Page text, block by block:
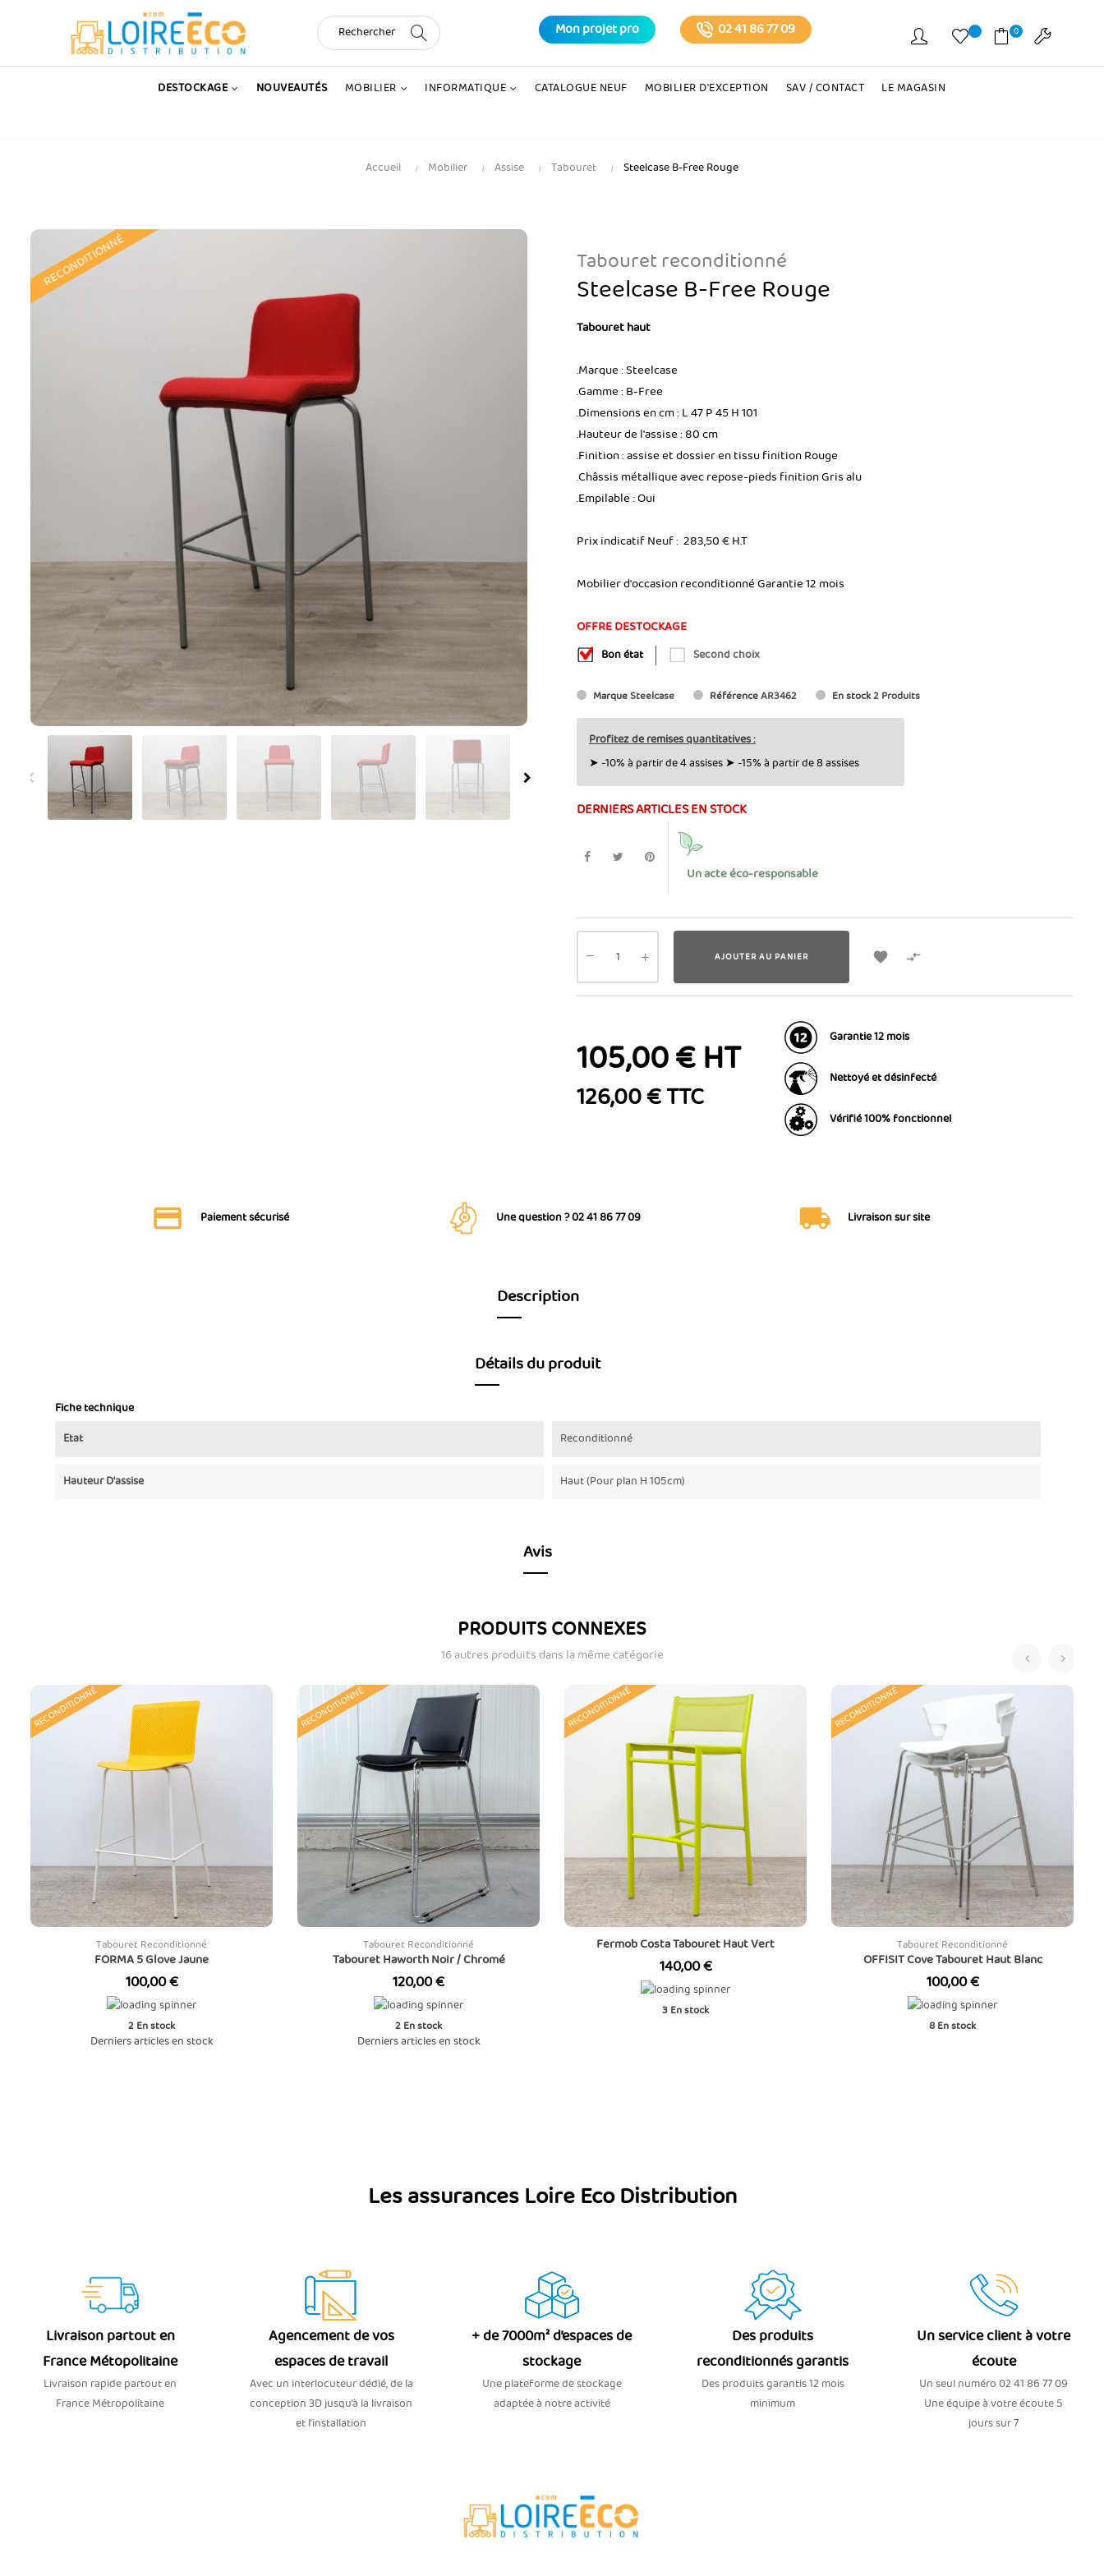
Mon projet pro 02 41 86 77 09 0
DESTOCKAGE NOUVEAUTÉS MOBILIER INFORMATIQUE CATALOGUE NEUF MOBILIER D'EXCEPTION SAV / CONTACT LE MAGASIN
Accueil Mobilier Assise Tabouret Steelcase B-Free Rouge
RECONDITIONNÉ Tabouret reconditionné
Steelcase B-Free Rouge
Tabouret haut
.Marque : Steelcase
.Gamme : B-Free
.Dimensions en cm : L 47 P 45 H 101
.Hauteur de l'assise : 80 cm
.Finition : assise et dossier en tissu finition Rouge
.Châssis métallique avec repose-pieds finition Gris alu
.Empilable : Oui
Prix indicatif Neuf : 283,50 € H.T
Mobilier d'occasion reconditionné Garantie 12 mois
OFFRE DESTOCKAGE
Bon état Second choix
MarqueSteelcase RéférenceAR3462 En stock2 Produits
Profitez de remises quantitatives :
➤ -10% à partir de 4 assises ➤ -15% à partir de 8 assises
DERNIERS ARTICLES EN STOCK
Un acte éco-responsable
AJOUTER AU PANIER  
105,00 € HT
126,00 € TTC
Garantie 12 mois
Nettoyé et désinfecté
Vérifié 100% fonctionnel
Paiement sécurisé Une question ? 02 41 86 77 09 Livraison sur site
Description
Détails du produit
Fiche technique
Etat
Reconditionné
Hauteur D'assise Haut (Pour plan H 105cm)
Avis
PRODUITS CONNEXES
16 autres produits dans la même catégorie
RECONDITIONNÉ
Tabouret Reconditionné
FORMA 5 Glove Jaune
Prix
100,00 €
2 En stock
Derniers articles en stock
RECONDITIONNÉ
Tabouret Reconditionné
Tabouret Haworth Noir / Chromé
Prix
120,00 €
2 En stock
Derniers articles en stock
RECONDITIONNÉ
Fermob Costa Tabouret Haut Vert
Prix
140,00 €
3 En stock
RECONDITIONNÉ
Tabouret Reconditionné
OFFISIT Cove Tabouret Haut Blanc
Prix
100,00 €
8 En stock
‹ ›
Les assurances Loire Eco Distribution
Livraison partout en
France Métopolitaine
Livraison rapide partout en
France Métropolitaine
Agencement de vos
espaces de travail
Avec un interlocuteur dédié, de la
conception 3D jusqu’à la livraison
et l'installation
+ de 7000m² d’espaces de
stockage
Une plateforme de stockage
adaptée à notre activité
Des produits
reconditionnés garantis
Des produits garantis 12 mois
minimum
Un service client à votre
écoute
Un seul numéro 02 41 86 77 09
Une équipe à votre écoute 5
jours sur 7